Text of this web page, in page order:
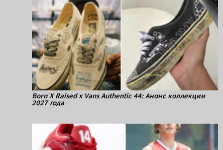
Born X Raised x Vans Authentic 44: Анонс коллекции
2027 года